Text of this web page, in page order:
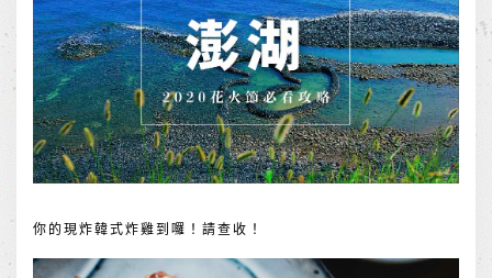
你的現炸韓式炸雞到囉！請查收！